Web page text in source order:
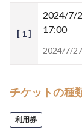
[ 1 ]
2024/7/
17:00
2024/7/
チケットの種
利用券